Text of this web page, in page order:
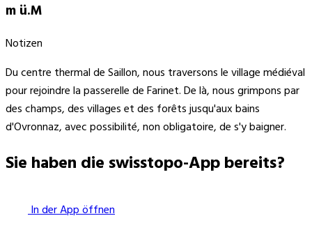
m ü.M
Notizen
Du centre thermal de Saillon, nous traversons le village médiéval
pour rejoindre la passerelle de Farinet. De là, nous grimpons par
des champs, des villages et des forêts jusqu'aux bains
d'Ovronnaz, avec possibilité, non obligatoire, de s'y baigner.
Sie haben die swisstopo-App bereits?
In der App öffnen